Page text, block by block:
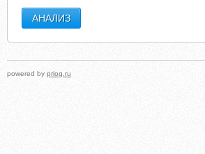
powered by prlog.ru